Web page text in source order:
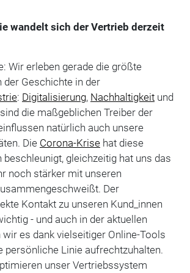
wandelt sich der Vertrieb derzeit
Wir erleben gerade die größte
Geschichte in der
: Digitalisierung, Nachhaltigkeitund
die maßgeblichen Treiber der
natürlich auch unsere
Die Corona-Krisehat diese
gleichzeitig hat uns das
noch stärker mit unseren
Der
Kontakt zu unseren Kund_innen
- und auch in der aktuellen
wir es dank vielseitiger Online-Tools
persönliche Linie aufrechtzuhalten.
unser Vertriebssystem